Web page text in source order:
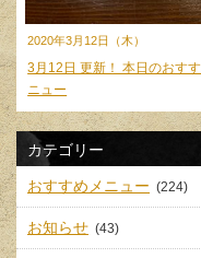
2020年3月12日（木）
3月12日 更新！ 本日のおす
ニュー
カテゴリー
おすすめメニュー (224)
お知らせ (43)